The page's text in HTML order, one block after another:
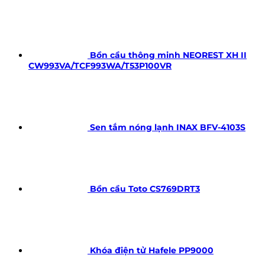
Bồn cầu thông minh NEOREST XH II
CW993VA/TCF993WA/T53P100VR
Sen tắm nóng lạnh INAX BFV-4103S
Bồn cầu Toto CS769DRT3
Khóa điện tử Hafele PP9000